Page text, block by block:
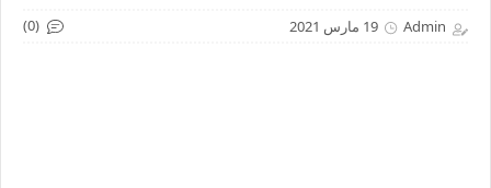
Admin 19 مارس 2021 (0)